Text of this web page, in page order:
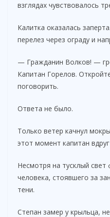
взглядах чувствовалось
Калитка оказалась
перелез через ограду и
— Гражданин Волков! —
Капитан Горелов.
поговорить.
Ответа не было.
Только ветер качнул
этот момент капитан
Несмотря на тусклый
человека, стоявшего за
тени.
Степан замер у крыльца,